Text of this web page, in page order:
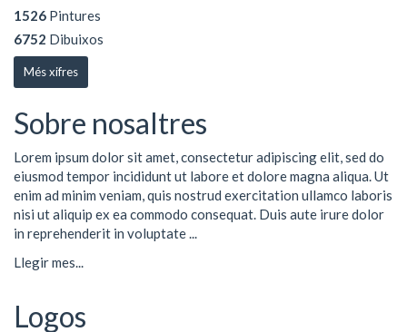
1526 Pintures
6752 Dibuixos
Més xifres
Sobre nosaltres
Lorem ipsum dolor sit amet, consectetur adipiscing elit, sed do
eiusmod tempor incididunt ut labore et dolore magna aliqua. Ut
enim ad minim veniam, quis nostrud exercitation ullamco laboris
nisi ut aliquip ex ea commodo consequat. Duis aute irure dolor
in reprehenderit in voluptate ...
Llegir mes...
Logos